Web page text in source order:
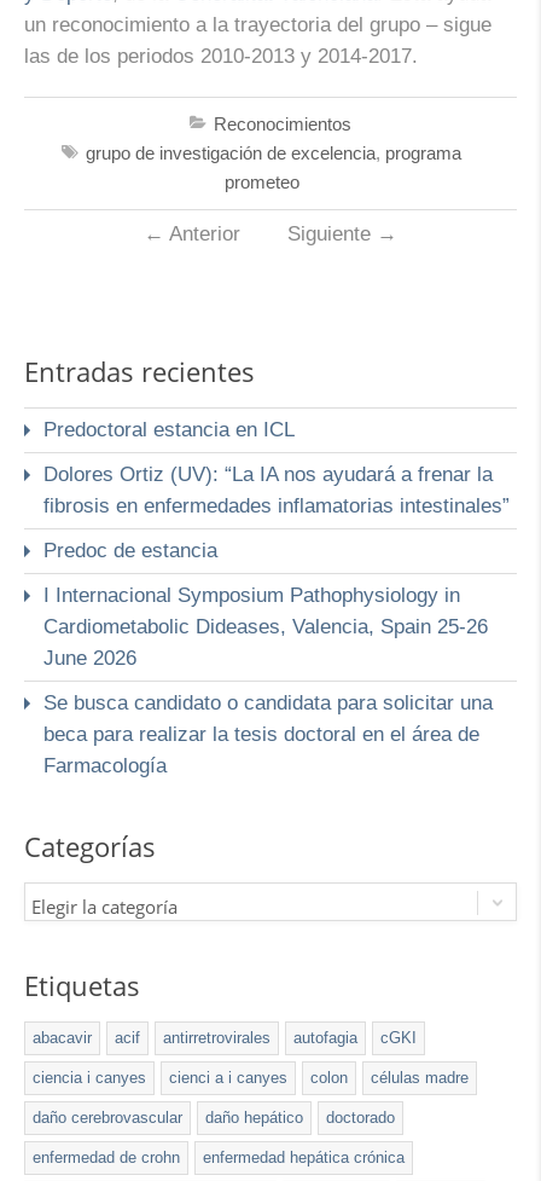
un reconocimiento a la trayectoria del grupo – sigue
las de los periodos 2010-2013 y 2014-2017.
Reconocimientos
grupo de investigación de excelencia, programa
prometeo
← Anterior Siguiente →
Entradas recientes
Predoctoral estancia en ICL
Dolores Ortiz (UV): “La IA nos ayudará a frenar la
fibrosis en enfermedades inflamatorias intestinales”
Predoc de estancia
I Internacional Symposium Pathophysiology in
Cardiometabolic Dideases, Valencia, Spain 25-26
June 2026
Se busca candidato o candidata para solicitar una
beca para realizar la tesis doctoral en el área de
Farmacología
Categorías
Elegir la categoría
Etiquetas
abacavir acif antirretrovirales autofagia cGKI
ciencia i canyes cienci a i canyes colon células madre
daño cerebrovascular daño hepático doctorado
enfermedad de crohn enfermedad hepática crónica